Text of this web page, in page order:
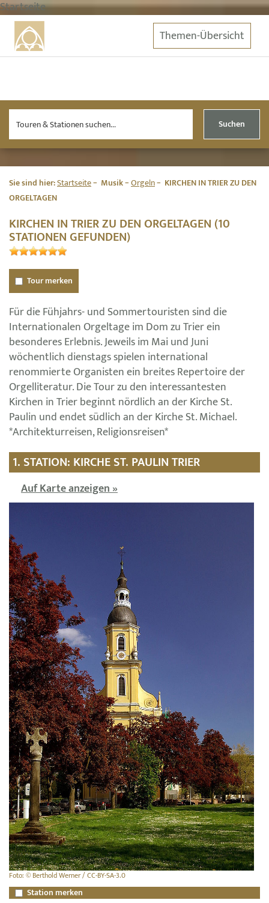
Startseite
Themen-Übersicht
Suchen
Sie sind hier:Startseite Musik Orgeln
KIRCHEN IN TRIER ZU DEN
ORGELTAGEN
KIRCHEN IN TRIER ZU DEN ORGELTAGEN (10
STATIONEN GEFUNDEN)
Tour merken
Für die Fühjahrs- und Sommertouristen sind die
Internationalen Orgeltage im Dom zu Trier ein
besonderes Erlebnis. Jeweils im Mai und Juni
wöchentlich dienstags spielen international
renommierte Organisten ein breites Repertoire der
Orgelliteratur. Die Tour zu den interessantesten
Kirchen in Trier beginnt nördlich an der Kirche St.
Paulin und endet südlich an der Kirche St. Michael.
*Architekturreisen, Religionsreisen*
1. STATION: KIRCHE ST. PAULIN TRIER
Auf Karte anzeigen »
Foto: © Berthold Werner / CC-BY-SA-3.0
Station merken